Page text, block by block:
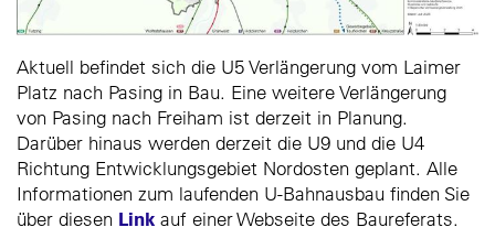
Aktuell befindet sich die U5 Verlängerung vom Laimer
Platz nach Pasing in Bau. Eine weitere Verlängerung
von Pasing nach Freiham ist derzeit in Planung.
Darüber hinaus werden derzeit die U9 und die U4
Richtung Entwicklungsgebiet Nordosten geplant. Alle
Informationen zum laufenden U-Bahnausbau finden Sie
über diesen Link auf einer Webseite des Baureferats.